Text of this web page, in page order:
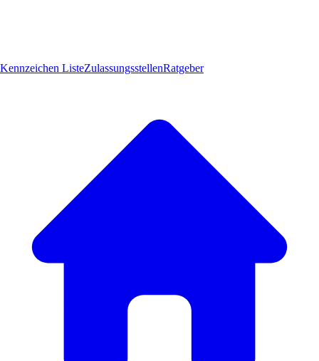
Kennzeichen ListeZulassungsstellenRatgeber